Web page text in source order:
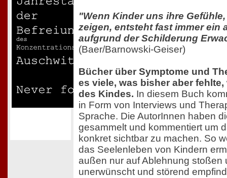
"Wenn Kinder uns ihre
zeigen, entsteht fast immer ein
aufgrund der Schilderung
(Baer/Barnowski-Geiser)
Bücher über Symptome und
es viele, was bisher aber
des Kindes. In diesem Buch
in Form von Interviews und
Sprache. Die AutorInnen haben
gesammelt und kommentiert um
konkret sichtbar zu machen. So
das Seelenleben von Kindern
außen nur auf Ablehnung stoßen
unerwünscht und störend